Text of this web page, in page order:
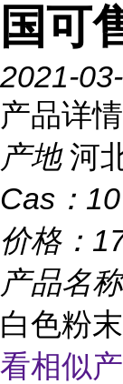
国可
2021-
产品详情
产地 河
Cas：
价格：
产品名称
白色粉
看相似